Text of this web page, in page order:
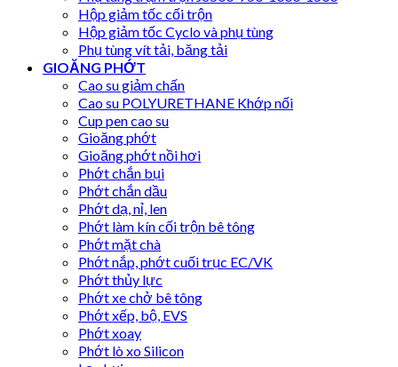
Hộp giảm tốc cối trộn
Hộp giảm tốc Cyclo và phụ tùng
Phụ tùng vít tải, băng tải
GIOĂNG PHỚT
Cao su giảm chấn
Cao su POLYURETHANE Khớp nối
Cup pen cao su
Gioăng phớt
Gioăng phớt nồi hơi
Phớt chắn bụi
Phớt chắn dầu
Phớt dạ, nỉ, len
Phớt làm kín cối trộn bê tông
Phớt mặt chà
Phớt nắp, phớt cuối trục EC/VK
Phớt thủy lực
Phớt xe chở bê tông
Phớt xếp, bộ, EVS
Phớt xoay
Phớt lò xo Silicon